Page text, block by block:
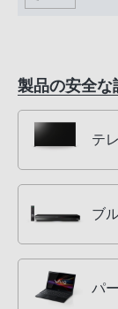
製品の安全な
テ
ブ
パ